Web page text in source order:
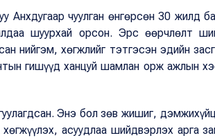
Анхдугаар чуулган өнгөрсөн 30 жилд
шуурхай орсон. Эрс өөрчлөлт
нийгэм, хөгжлийг тэтгэсэн эдийн
гишүүд ханцуй шамлан орж ажлын
Энэ бол зөв жишиг, дэмжихүйц
асуудлаа шийдвэрлэх арга